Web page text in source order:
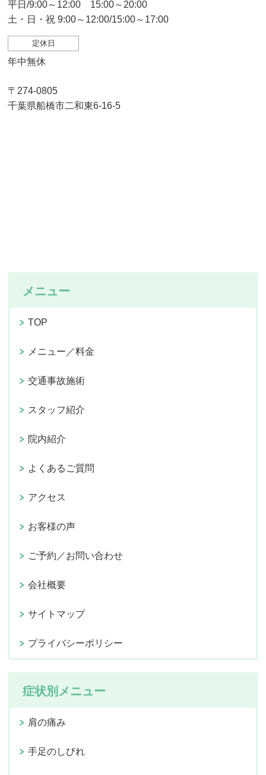
平日/9:00～12:00 15:00～20:00
土・日・祝 9:00～12:00/15:00～17:00
定休日
年中無休
〒274-0805
千葉県船橋市二和東6-16-5
メニュー
TOP
メニュー／料金
交通事故施術
スタッフ紹介
院内紹介
よくあるご質問
アクセス
お客様の声
ご予約／お問い合わせ
会社概要
サイトマップ
プライバシーポリシー
症状別メニュー
肩の痛み
手足のしびれ